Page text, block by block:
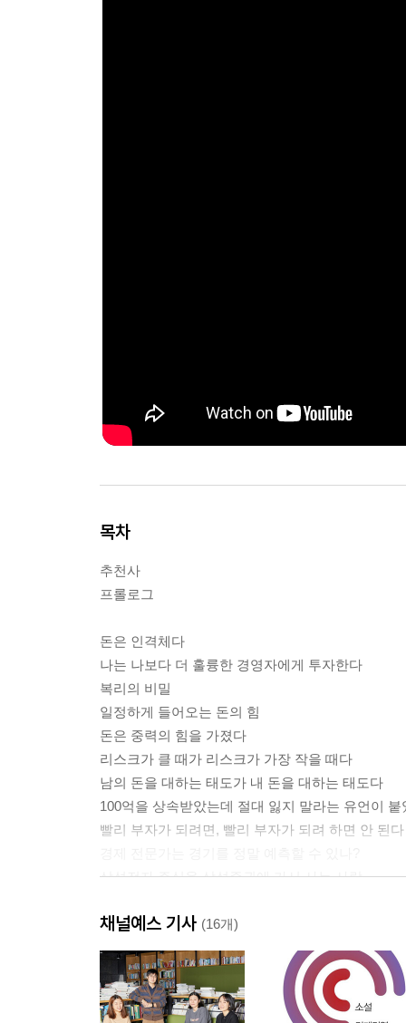
목차
추천사
프롤로그
돈은 인격체다
나는 나보다 더 훌륭한 경영자에게 투자한다
복리의 비밀
일정하게 들어오는 돈의 힘
돈은 중력의 힘을 가졌다
리스크가 클 때가 리스크가 가장 작을 때다
남의 돈을 대하는 태도가 내 돈을 대하는 태도다
100억을 상속받았는데 절대 잃지 말라는 유언이 붙
빨리 부자가 되려면, 빨리 부자가 되려 하면 안 된다
삼성전자 주식을 삼성증권에 가서 사는 사람
반복되는 운은 실력이고 반복되는 실패는 습관이다
뉴스를 통해 사실과 투자 정보를 구분하는 법
돈마다 시간은 다르게 흐른다
달걀을 한 바구니에 담지 않았는데 왜 모두 깨질까?
부자가 되는 세 가지 방법
채널예스 기사 (16개)